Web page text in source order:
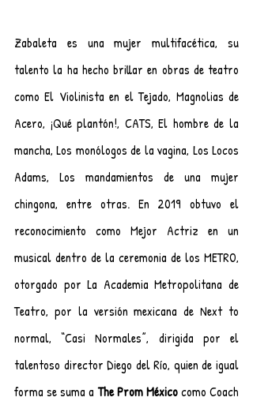
Zabaleta es una mujer multifacética, su
talento la ha hecho brillar en obras de teatro
como El Violinista en el Tejado, Magnolias de
Acero, ¡Qué plantón!, CATS, El hombre de la
mancha, Los monólogos de la vagina, Los Locos
Adams, Los mandamientos de una mujer
chingona, entre otras. En 2019 obtuvo el
reconocimiento como Mejor Actriz en un
musical dentro de la ceremonia de los METRO,
otorgado por La Academia Metropolitana de
Teatro, por la versión mexicana de Next to
normal, “Casi Normales”, dirigida por el
talentoso director Diego del Río, quien de igual
forma se suma a The Prom México como Coach